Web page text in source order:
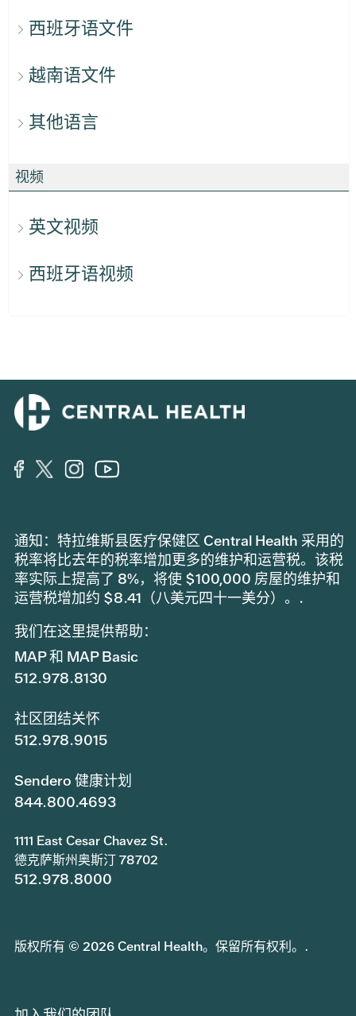
西班牙语文件
越南语文件
其他语言
视频
英文视频
西班牙语视频
通知：特拉维斯县医疗保健区 Central Health 采用的
税率将比去年的税率增加更多的维护和运营税。该税
率实际上提高了 8%，将使 $100,000 房屋的维护和
运营税增加约 $8.41（八美元四十一美分）。.
我们在这里提供帮助：
MAP 和 MAP Basic
512.978.8130
社区团结关怀
512.978.9015
Sendero 健康计划
844.800.4693
1111 East Cesar Chavez St.
德克萨斯州奥斯汀 78702
512.978.8000
版权所有 © 2026 Central Health。保留所有权利。.